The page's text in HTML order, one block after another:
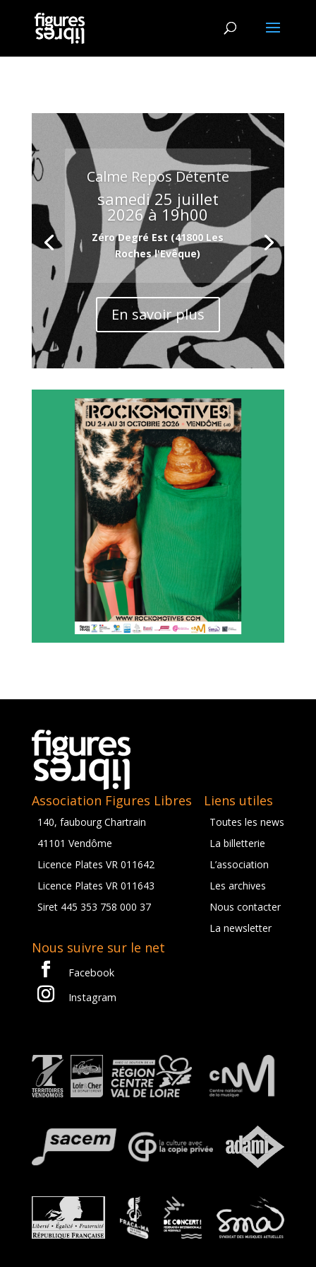
Calme Repos Détente
samedi 25 juillet
2026 à 19h00
Zéro Degré Est (41800 Les
Roches l'Evêque)
En savoir plus
Association Figures Libres
140, faubourg Chartrain
41101 Vendôme
Licence Plates VR 011642
Licence Plates VR 011643
Siret 445 353 758 000 37
Liens utiles
Toutes les news
La billetterie
L’association
Les archives
Nous contacter
La newsletter
Nous suivre sur le net
Facebook
Instagram